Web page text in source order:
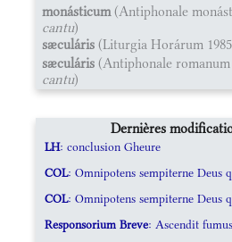
monásticum(Antiphonale
cantu)
sæculáris (Liturgia Horárum 1985
sæculáris (Antiphonale romanum
cantu)
Dernières
LH: conclusion Gheure
COL: Omnipotens sempiterne Deus
COL: Omnipotens sempiterne Deus
Responsorium Breve: Ascendit